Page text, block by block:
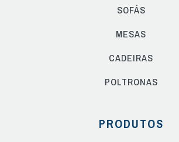
SOFÁS
MESAS
CADEIRAS
POLTRONAS
PRODUTOS